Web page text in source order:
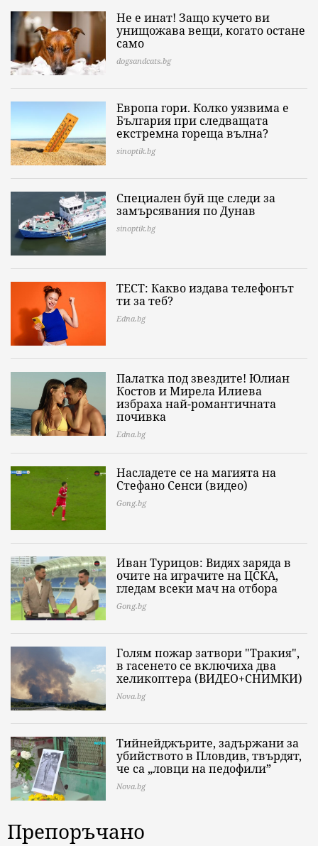
Не е инат! Защо кучето ви
унищожава вещи, когато остане
само
dogsandcats.bg
Европа гори. Колко уязвима е
България при следващата
екстремна гореща вълна?
sinoptik.bg
Специален буй ще следи за
замърсявания по Дунав
sinoptik.bg
ТЕСТ: Какво издава телефонът
ти за теб?
Edna.bg
Палатка под звездите! Юлиан
Костов и Мирела Илиева
избраха най-романтичната
почивка
Edna.bg
Насладете се на магията на
Стефано Сенси (видео)
Gong.bg
Иван Турицов: Видях заряда в
очите на играчите на ЦСКА,
гледам всеки мач на отбора
Gong.bg
Голям пожар затвори "Тракия",
в гасенето се включиха два
хеликоптера (ВИДЕО+СНИМКИ)
Nova.bg
Тийнейджърите, задържани за
убийството в Пловдив, твърдят,
че са „ловци на педофили”
Nova.bg
Препоръчано